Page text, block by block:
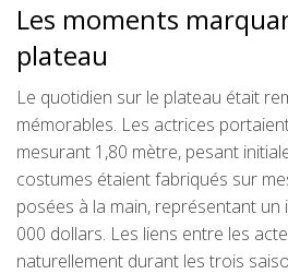
Les moments
plateau
Le quotidien sur le plateau était
mémorables. Les actrices
mesurant 1,80 mètre, pesant
costumes étaient fabriqués sur
posées à la main, représentant un
000 dollars. Les liens entre les
naturellement durant les trois